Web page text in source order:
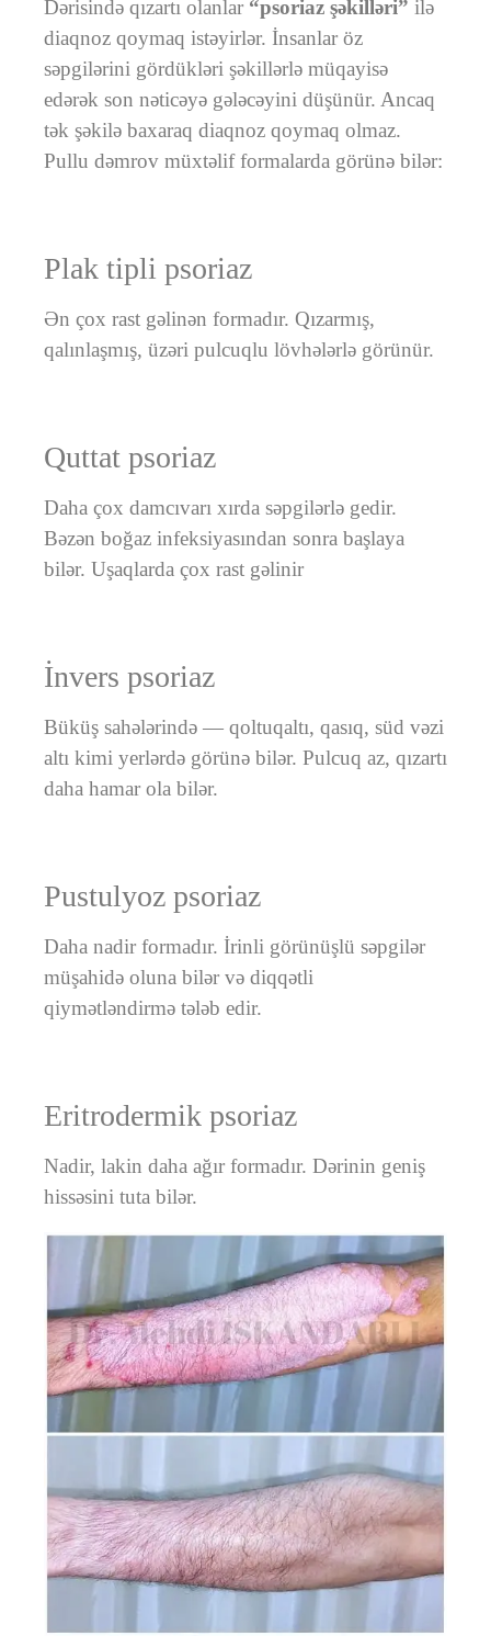
Dərisində qızartı olanlar “psoriaz şəkilləri” ilə
diaqnoz qoymaq istəyirlər. İnsanlar öz
səpgilərini gördükləri şəkillərlə müqayisə
edərək son nəticəyə gələcəyini düşünür. Ancaq
tək şəkilə baxaraq diaqnoz qoymaq olmaz.
Pullu dəmrov müxtəlif formalarda görünə bilər:
Plak tipli psoriaz
Ən çox rast gəlinən formadır. Qızarmış,
qalınlaşmış, üzəri pulcuqlu lövhələrlə görünür.
Quttat psoriaz
Daha çox damcıvarı xırda səpgilərlə gedir.
Bəzən boğaz infeksiyasından sonra başlaya
bilər. Uşaqlarda çox rast gəlinir
İnvers psoriaz
Büküş sahələrində — qoltuqaltı, qasıq, süd vəzi
altı kimi yerlərdə görünə bilər. Pulcuq az, qızartı
daha hamar ola bilər.
Pustulyoz psoriaz
Daha nadir formadır. İrinli görünüşlü səpgilər
müşahidə oluna bilər və diqqətli
qiymətləndirmə tələb edir.
Eritrodermik psoriaz
Nadir, lakin daha ağır formadır. Dərinin geniş
hissəsini tuta bilər.